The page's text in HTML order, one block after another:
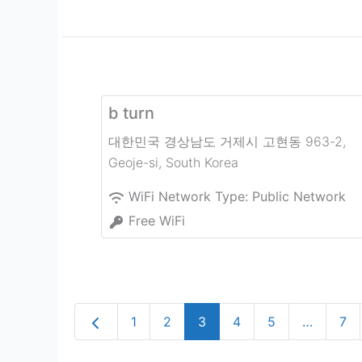
b turn
대한민국 경상남도 거제시 고현동 963-2,
Geoje-si, South Korea
WiFi Network Type: Public Network
Free WiFi
Newer posts
1 2 3 4 5 … 7